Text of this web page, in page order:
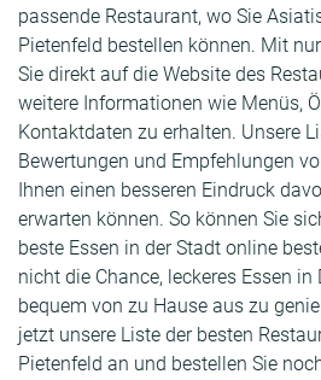
passende Restaurant, wo Sie
Pietenfeld bestellen können. Mit
Sie direkt auf die Website des
weitere Informationen wie Menüs,
Kontaktdaten zu erhalten. Unsere
Bewertungen und Empfehlungen
Ihnen einen besseren Eindruck
erwarten können. So können Sie
beste Essen in der Stadt online
nicht die Chance, leckeres Essen
bequem von zu Hause aus zu
jetzt unsere Liste der besten
Pietenfeld an und bestellen Sie